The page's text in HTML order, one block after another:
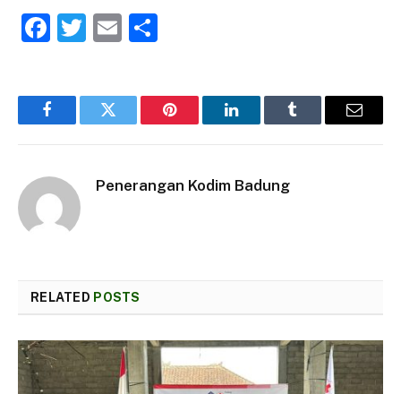
Facebook
Twitter
Email
FacebookTwitter Pinterest LinkedInTumblr Email
Penerangan Kodim Badung
RELATED POSTS